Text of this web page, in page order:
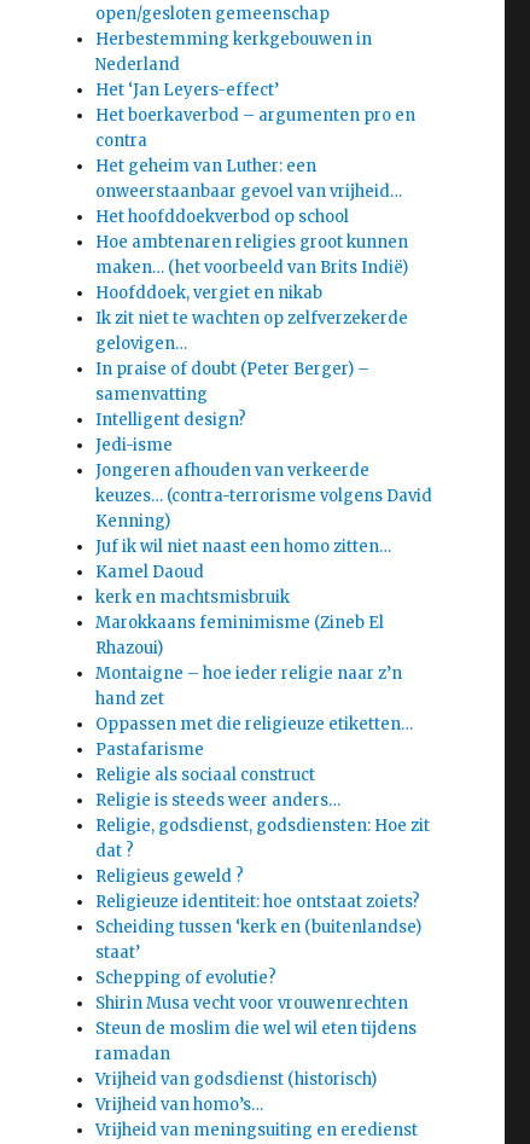
open/gesloten gemeenschap
Herbestemming kerkgebouwen in
Nederland
Het ‘Jan Leyers-effect’
Het boerkaverbod – argumenten pro en
contra
Het geheim van Luther: een
onweerstaanbaar gevoel van vrijheid…
Het hoofddoekverbod op school
Hoe ambtenaren religies groot kunnen
maken… (het voorbeeld van Brits Indië)
Hoofddoek, vergiet en nikab
Ik zit niet te wachten op zelfverzekerde
gelovigen…
In praise of doubt (Peter Berger) –
samenvatting
Intelligent design?
Jedi-isme
Jongeren afhouden van verkeerde
keuzes… (contra-terrorisme volgens David
Kenning)
Juf ik wil niet naast een homo zitten…
Kamel Daoud
kerk en machtsmisbruik
Marokkaans feminimisme (Zineb El
Rhazoui)
Montaigne – hoe ieder religie naar z’n
hand zet
Oppassen met die religieuze etiketten…
Pastafarisme
Religie als sociaal construct
Religie is steeds weer anders…
Religie, godsdienst, godsdiensten: Hoe zit
dat ?
Religieus geweld ?
Religieuze identiteit: hoe ontstaat zoiets?
Scheiding tussen ‘kerk en (buitenlandse)
staat’
Schepping of evolutie?
Shirin Musa vecht voor vrouwenrechten
Steun de moslim die wel wil eten tijdens
ramadan
Vrijheid van godsdienst (historisch)
Vrijheid van homo’s…
Vrijheid van meningsuiting en eredienst